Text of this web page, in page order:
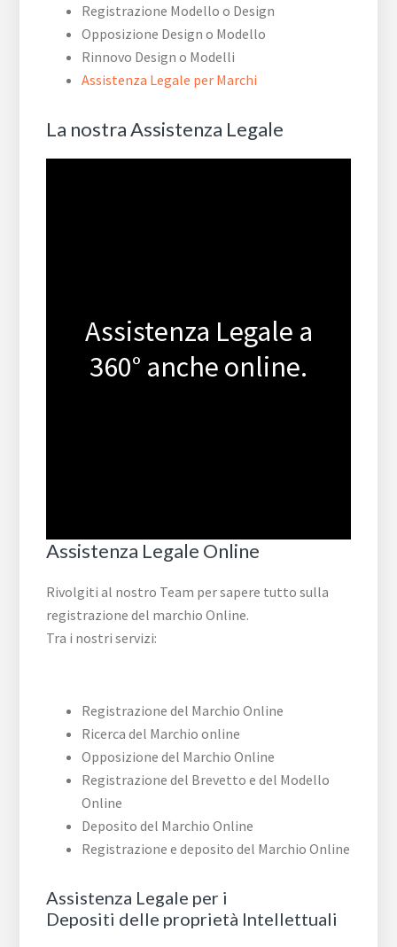
Registrazione Modello o Design
Opposizione Design o Modello
Rinnovo Design o Modelli
Assistenza Legale per Marchi
La nostra Assistenza Legale
Assistenza Legale a
360° anche online.
Assistenza Legale Online
Rivolgiti al nostro Team per sapere tutto sulla
registrazione del marchio Online.
Tra i nostri servizi:
Registrazione del Marchio Online
Ricerca del Marchio online
Opposizione del Marchio Online
Registrazione del Brevetto e del Modello
Online
Deposito del Marchio Online
Registrazione e deposito del Marchio Online
Assistenza Legale per i
Depositi delle proprietà Intellettuali